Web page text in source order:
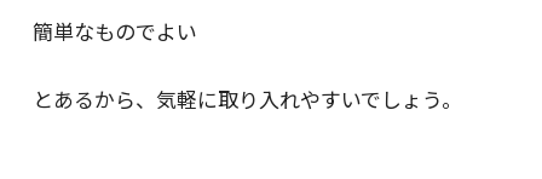
簡単なものでよい
とあるから、気軽に取り入れやすいでしょう。